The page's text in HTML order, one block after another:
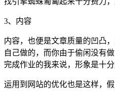
3、内容
内容，也便是文章质量的凹凸
自己做的，而你由于偷闲没有
完成作业的我来说，形象是十分
运用到网站的优化也是这样，